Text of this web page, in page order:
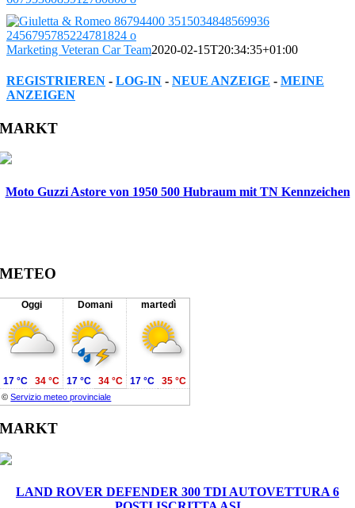
Marketing Veteran Car Team2020-02-15T20:34:35+01:00
REGISTRIEREN - LOG-IN - NEUE ANZEIGE - MEINE
ANZEIGEN
Facebook
Twitter
Reddit
LinkedIn
WhatsApp
Tumblr
Pinterest
Vk
Xing
Email
MARKT
Moto Guzzi Astore von 1950 500 Hubraum mit TN Kennzeichen
METEO
Oggi Domani martedì
©Servizio meteo provinciale
17 °C 34 °C 17 °C 34 °C 17 °C 35 °C
MARKT
LAND ROVER DEFENDER 300 TDI AUTOVETTURA 6